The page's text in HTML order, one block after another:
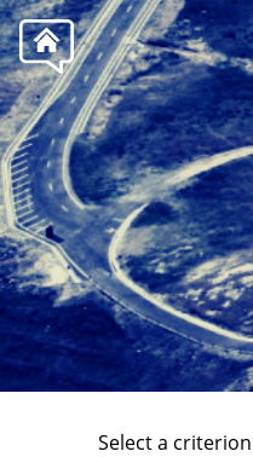
Select a criterion